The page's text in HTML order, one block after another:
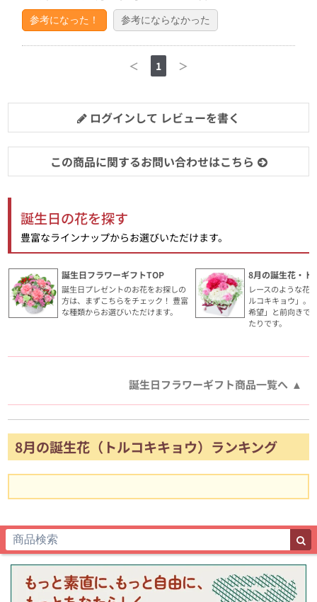
参考になった！ 参考にならなかった
＜ 1 ＞
ログインして レビューを書く
この商品に関するお問い合わせはこちら
誕生日の花を探す
豊富なラインナップからお選びいただけます。
誕生日フラワーギフトTOP
誕生日プレゼントのお花をお探しの
方は、まずこちらをチェック！ 豊富
な種類からお選びいただけます。
8月の誕生花・ト
レースのような花
ルコキキョウ」。
希望」と前向きで
たりです。
誕生日フラワーギフト商品一覧へ
8月の誕生花（トルコキキョウ）ランキング